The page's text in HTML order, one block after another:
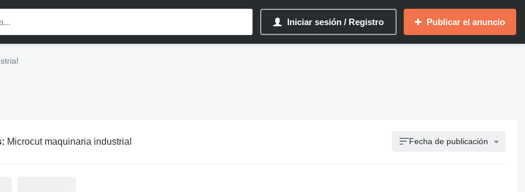
Iniciar sesión / Registro Publicar el anuncio
Microcut maquinaria industrial Fecha de publicación